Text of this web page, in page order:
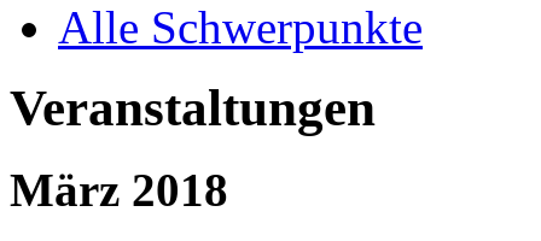
Alle Schwerpunkte
Veranstaltungen
März 2018